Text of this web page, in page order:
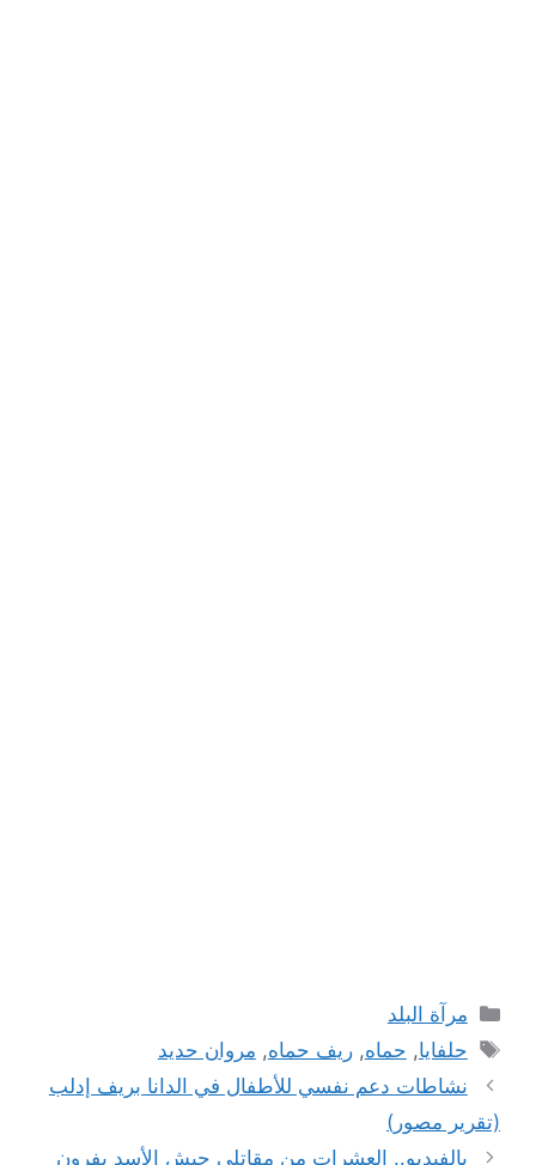
التصنيفات
مرآة البلد
الوسوم
حلفايا, حماه,ريف حماه, مروان حديد
نشاطات دعم نفسي للأطفال في الدانا بريف إدلب
(تقرير مصور)
بالفيديو.. العشرات من مقاتلي جيش الأسد يفرون